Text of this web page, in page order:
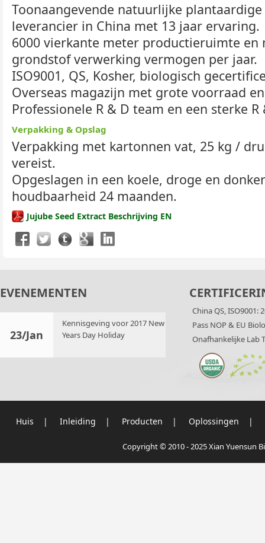
Toonaangevende natuurlijke
leverancier in China met 13 jaar ervaring.
6000 vierkante meter productieruimte en
grondstof verwerking vermogen per jaar.
ISO9001, QS, Kosher, biologisch
Overseas magazijn met grote voorraad
Professionele R & D team en een sterke
Verpakking & Opslag
Verpakking met kartonnen vat, 25 kg /
vereist.
Opgeslagen in een koele, droge en
houdbaarheid 24 maanden.
Jujube Seed Extract Beschrijving EN
EVENEMENTEN
23/Jan
Kennisgeving voor 2017 New
Years Day Holiday
China QS, ISO9001:
Pass NOP & EU
Onafhankelijke Lab
Huis | Inleiding | Producten | Oplossingen |
Copyright © 2010 - 2025 Xian Yuensun